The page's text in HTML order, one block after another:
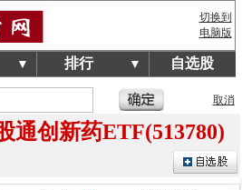
切换到
电脑版
▼ 排行 ▼ 自选股
取消
通创新药ETF(513780)